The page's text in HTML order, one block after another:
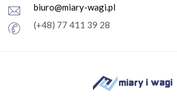
biuro@miary-wagi.pl
(+48) 77 411 39 28